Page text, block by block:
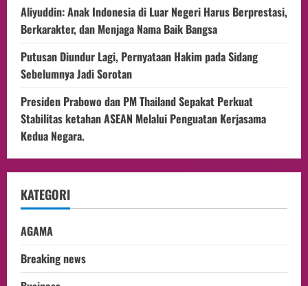
Aliyuddin: Anak Indonesia di Luar Negeri Harus Berprestasi,
Berkarakter, dan Menjaga Nama Baik Bangsa
Putusan Diundur Lagi, Pernyataan Hakim pada Sidang
Sebelumnya Jadi Sorotan
Presiden Prabowo dan PM Thailand Sepakat Perkuat
Stabilitas ketahan ASEAN Melalui Penguatan Kerjasama
Kedua Negara.
KATEGORI
AGAMA
Breaking news